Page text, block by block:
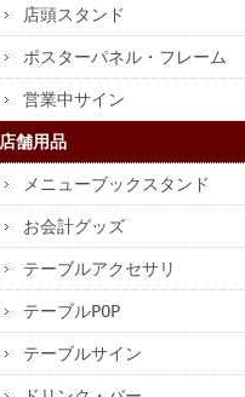
店頭スタンド
ポスターパネル・フレーム
営業中サイン
店舗用品
メニューブックスタンド
お会計グッズ
テーブルアクセサリ
テーブルPOP
テーブルサイン